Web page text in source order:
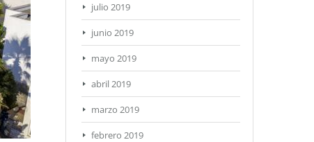
julio 2019
junio 2019
mayo 2019
abril 2019
marzo 2019
febrero 2019